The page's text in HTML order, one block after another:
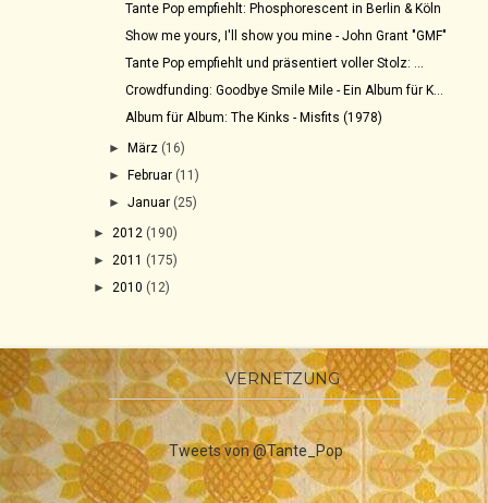
Tante Pop empfiehlt: Phosphorescent in Berlin & Köln
Show me yours, I'll show you mine - John Grant "GMF"
Tante Pop empfiehlt und präsentiert voller Stolz: ...
Crowdfunding: Goodbye Smile Mile - Ein Album für K...
Album für Album: The Kinks - Misfits (1978)
►März (16)
►Februar (11)
►Januar (25)
► 2012 (190)
► 2011 (175)
► 2010 (12)
VERNETZUNG
Tweets von @Tante_Pop